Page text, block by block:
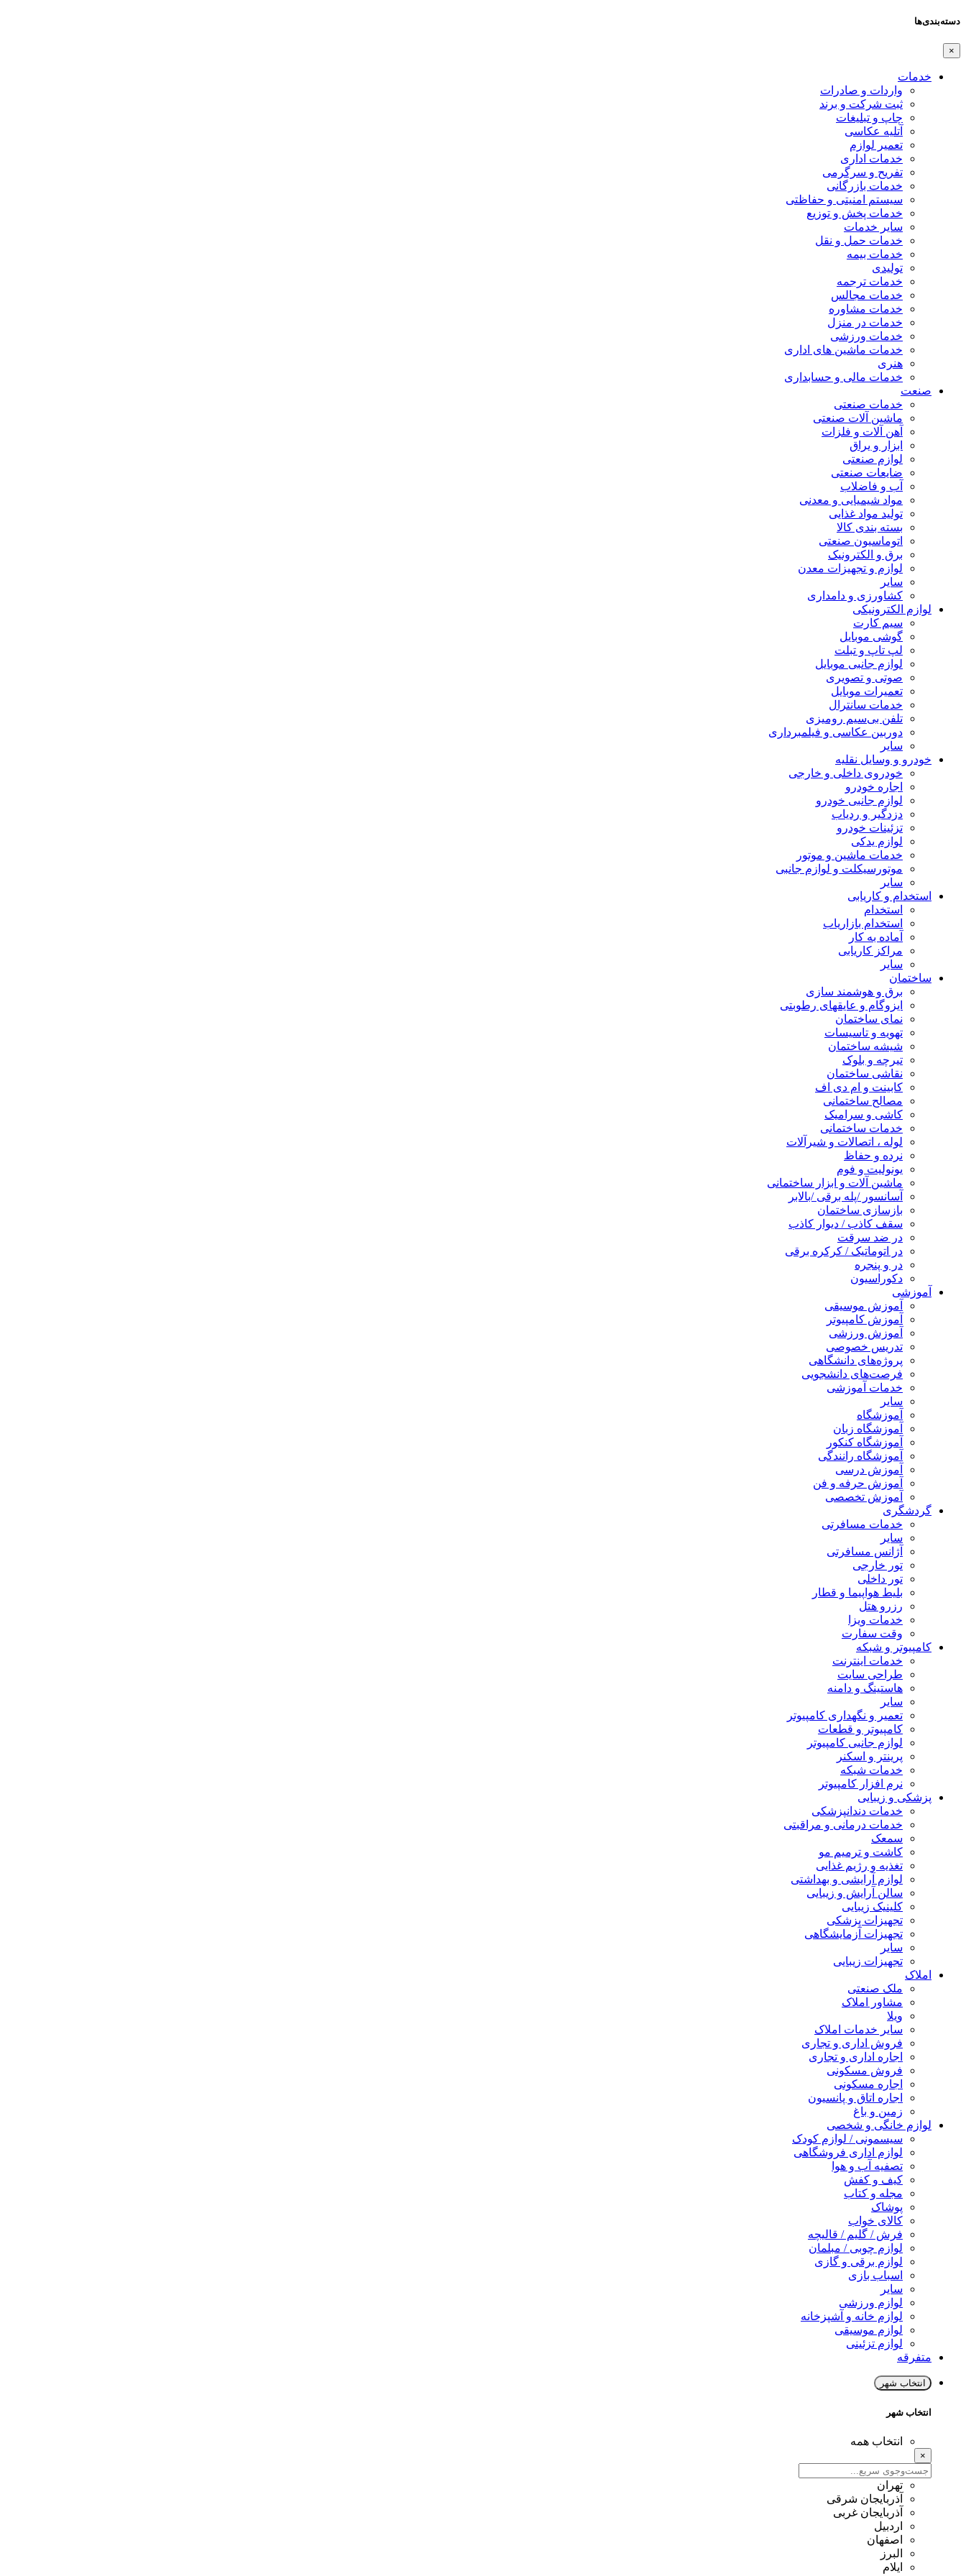
دسته‌بندی‌ها
×
خدمات
واردات و صادرات
ثبت شرکت و برند
چاپ و تبلیغات
آتلیه عکاسی
تعمیر لوازم
خدمات اداری
تفریح و سرگرمی
خدمات بازرگانی
سیستم امنیتی و حفاظتی
خدمات پخش و توزیع
سایر خدمات
خدمات حمل و نقل
خدمات بیمه
تولیدی
خدمات ترجمه
خدمات مجالس
خدمات مشاوره
خدمات در منزل
خدمات ورزشی
خدمات ماشین های اداری
هنری
خدمات مالی و حسابداری
صنعت
خدمات صنعتی
ماشین آلات صنعتی
آهن آلات و فلزات
ابزار و یراق
لوازم صنعتی
ضایعات صنعتی
آب و فاضلاب
مواد شیمیایی و معدنی
تولید مواد غذایی
بسته بندی کالا
اتوماسیون صنعتی
برق و الکترونیک
لوازم و تجهیزات معدن
سایر
کشاورزی و دامداری
لوازم الکترونیکی
سیم کارت
گوشی موبایل
لپ تاپ و تبلت
لوازم جانبی موبایل
صوتی و تصویری
تعمیرات موبایل
خدمات سانترال
تلفن بی‌سیم رومیزی
دوربین عکاسی و فیلمبرداری
سایر
خودرو و وسایل نقلیه
خودروی داخلی و خارجی
اجاره خودرو
لوازم جانبی خودرو
دزدگیر و ردیاب
تزئینات خودرو
لوازم یدکی
خدمات ماشین و موتور
موتورسیکلت و لوازم جانبی
سایر
استخدام و کاریابی
استخدام
استخدام بازاریاب
آماده به کار
مراکز کاریابی
سایر
ساختمان
برق و هوشمند سازی
ایزوگام و عایقهای رطوبتی
نمای ساختمان
تهویه و تاسیسات
شیشه ساختمان
تیرچه و بلوک
نقاشی ساختمان
کابینت و ام دی اف
مصالح ساختمانی
کاشی و سرامیک
خدمات ساختمانی
لوله ، اتصالات و شیرآلات
نرده و حفاظ
یونولیت و فوم
ماشین آلات و ابزار ساختمانی
آسانسور /پله برقی /بالابر
بازسازی ساختمان
سقف کاذب / دیوار کاذب
در ضد سرقت
در اتوماتیک / کرکره برقی
در و پنجره
دکوراسیون
آموزشی
آموزش موسیقی
آموزش کامپیوتر
آموزش ورزشی
تدریس خصوصی
پروژه‌های دانشگاهی
فرصت‌های دانشجویی
خدمات آموزشی
سایر
آموزشگاه
آموزشگاه زبان
آموزشگاه کنکور
آموزشگاه رانندگی
آموزش درسی
آموزش حرفه و فن
آموزش تخصصی
گردشگری
خدمات مسافرتی
سایر
آژانس مسافرتی
تور خارجی
تور داخلی
بلیط هواپیما و قطار
رزرو هتل
خدمات ویزا
وقت سفارت
کامپیوتر و شبکه
خدمات اینترنت
طراحی سایت
هاستینگ و دامنه
سایر
تعمیر و نگهداری کامپیوتر
کامپیوتر و قطعات
لوازم جانبی کامپیوتر
پرینتر و اسکنر
خدمات شبکه
نرم افزار کامپیوتر
پزشکی و زیبایی
خدمات دندانپزشکی
خدمات درمانی و مراقبتی
سمعک
کاشت و ترمیم مو
تغذیه و رژیم غذایی
لوازم آرایشی و بهداشتی
سالن آرایش و زیبایی
کلینیک زیبایی
تجهیزات پزشکی
تجهیزات آزمایشگاهی
سایر
تجهیزات زیبایی
املاک
ملک صنعتی
مشاور املاک
ویلا
سایر خدمات املاک
فروش اداری و تجاری
اجاره اداری و تجاری
فروش مسکونی
اجاره مسکونی
اجاره اتاق و پانسیون
زمین و باغ
لوازم خانگی و شخصی
سیسمونی / لوازم کودک
لوازم اداری فروشگاهی
تصفیه آب و هوا
کیف و کفش
مجله و کتاب
پوشاک
کالای خواب
فرش / گلیم / قالیچه
لوازم چوبی / مبلمان
لوازم برقی و گازی
اسباب بازی
سایر
لوازم ورزشی
لوازم خانه و آشپزخانه
لوازم موسیقی
لوازم تزئینی
متفرقه
انتخاب شهر
انتخاب شهر
انتخاب همه
×
تهران
آذربایجان شرقی
آذربایجان غربی
اردبیل
اصفهان
البرز
ایلام